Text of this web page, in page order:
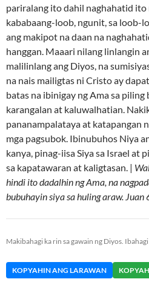
pariralang ito dahil naghahatid ito
kababaang-loob, ngunit, sa loob-
ang makipot na daan na
hanggan. Maaari nilang linlangin
malilinlang ang Diyos, na
na nais mailigtas ni Cristo ay
batas na ibinigay ng Ama sa piling
karangalan at kaluwalhatian.
pananampalataya at katapangan
mga pagsubok. Ibinubuhos Niya
kanya, pinag-iisa Siya sa Israel at
sa kapatawaran at kaligtasan. |
hindi ito dadalhin ng Ama, na
bubuhayin siya sa huling araw. Juan
Makibahagi ka rin sa gawain ng Diyos.
KOPYAHIN ANG LARAWAN